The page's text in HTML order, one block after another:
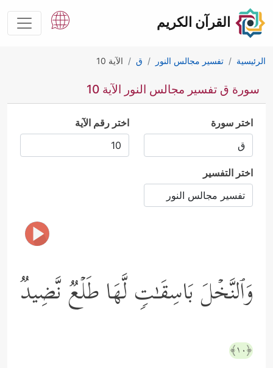
القرآن الكريم
الرئيسية تفسير مجالس النور ق الآية 10
سورة ق تفسير مجالس النور الآية 10
اختر سورة اختر رقم الآية
اختر التفسير
وَٱلنَّخۡلَ بَاسِقَـٰتࣲ لَّهَا طَلۡعࣱ نَّضِیدࣱ
﴿١٠﴾